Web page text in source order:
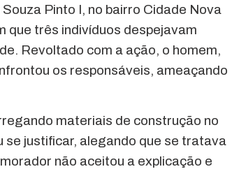
Pinto I, no bairro Cidade Nova
que três indivíduos despejavam
Revoltado com a ação, o homem,
os responsáveis, ameaçando
materiais de construção no
se justificar, alegando que se tratava
não aceitou a explicação e